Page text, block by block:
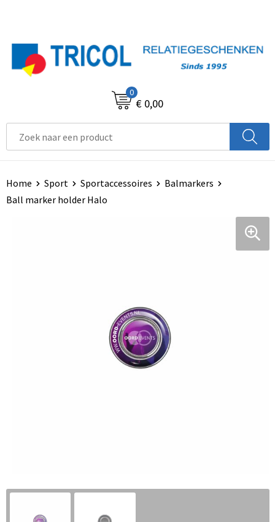
0
€ 0,00
Home Sport Sportaccessoires
Balmarkers
Ball marker holder Halo